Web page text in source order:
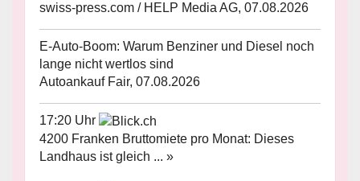
swiss-press.com / HELP Media AG, 07.08.2026
E-Auto-Boom: Warum Benziner und Diesel noch
lange nicht wertlos sind
Autoankauf Fair, 07.08.2026
17:20 Uhr
4200 Franken Bruttomiete pro Monat: Dieses
Landhaus ist gleich ... »